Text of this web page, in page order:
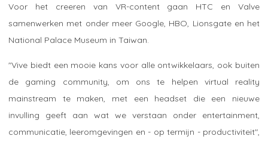
Voor het creeren van VR-content gaan HTC en Valve
samenwerken met onder meer Google, HBO, Lionsgate en het
National Palace Museum in Taiwan.
"Vive biedt een mooie kans voor alle ontwikkelaars, ook buiten
de gaming community, om ons te helpen virtual reality
mainstream te maken, met een headset die een nieuwe
invulling geeft aan wat we verstaan onder entertainment,
communicatie, leeromgevingen en - op termijn - productiviteit",